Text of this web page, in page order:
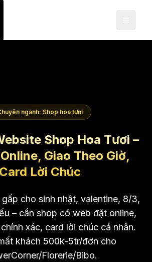
ngành: Shop hoa tươi
Shop Hoa Tươi –
Giao Theo Giờ,
Card Lời Chúc
cho sinh nhật, valentine, 8/3,
– cần shop có web đặt online,
xác, card lời chúc cá nhân.
khách 500k-5tr/đơn cho
Florerie/Bibo.